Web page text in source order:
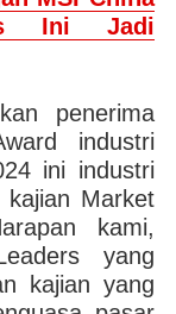
Ini Jadi
penerima
industri
ini industri
Market
kami,
yang
kajian yang